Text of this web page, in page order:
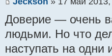
Доверие — очень
людьми. Но что
наступать на